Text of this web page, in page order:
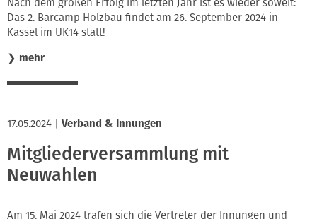
Nach dem großen Erfolg im letzten Jahr ist es wieder soweit:
Das 2. Barcamp Holzbau findet am 26. September 2024 in
Kassel im UK14 statt!
❯ mehr
17.05.2024 Verband & Innungen
Mitgliederversammlung mit
Neuwahlen
Am 15. Mai 2024 trafen sich die Vertreter der Innungen und